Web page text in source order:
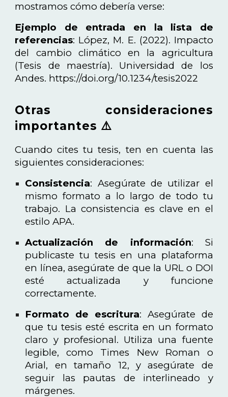
mostramos cómo debería verse:
Ejemplo de entrada en la lista de
referencias: López, M. E. (2022). Impacto
del cambio climático en la agricultura
(Tesis de maestría). Universidad de los
Andes. https://doi.org/10.1234/tesis2022
Otras consideraciones
importantes ⚠️
Cuando cites tu tesis, ten en cuenta las
siguientes consideraciones:
Consistencia: Asegúrate de utilizar el
mismo formato a lo largo de todo tu
trabajo. La consistencia es clave en el
estilo APA.
Actualización de información: Si
publicaste tu tesis en una plataforma
en línea, asegúrate de que la URL o DOI
esté actualizada y funcione
correctamente.
Formato de escritura: Asegúrate de
que tu tesis esté escrita en un formato
claro y profesional. Utiliza una fuente
legible, como Times New Roman o
Arial, en tamaño 12, y asegúrate de
seguir las pautas de interlineado y
márgenes.